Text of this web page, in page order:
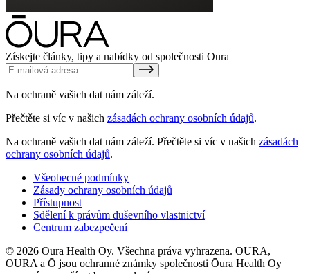
Získejte články, tipy a nabídky od společnosti Oura
Na ochraně vašich dat nám záleží.
Přečtěte si víc v našich zásadách ochrany osobních údajů.
Na ochraně vašich dat nám záleží. Přečtěte si víc v našich zásadách
ochrany osobních údajů.
Všeobecné podmínky
Zásady ochrany osobních údajů
Přístupnost
Sdělení k právům duševního vlastnictví
Centrum zabezpečení
© 2026 Oura Health Oy. Všechna práva vyhrazena. ŌURA,
OURA a Ō jsou ochranné známky společnosti Ōura Health Oy